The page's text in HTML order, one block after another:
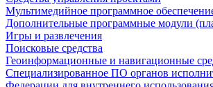
Мультимедийное программное
Дополнительные программные модули
Игры и развлечения
Поисковые средства
Геоинформационные и навигационные
Специализированное ПО органов